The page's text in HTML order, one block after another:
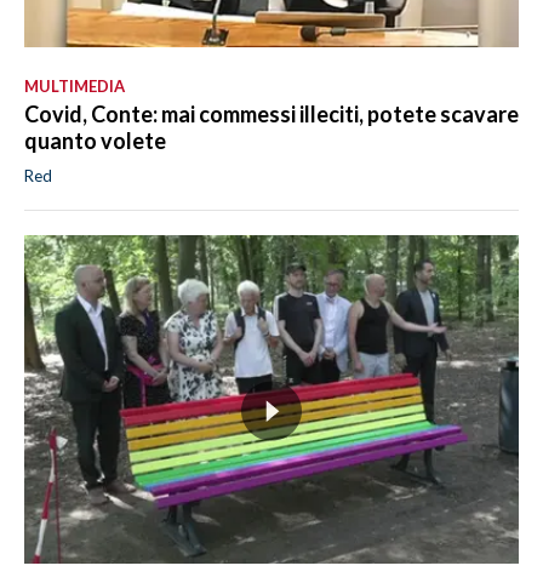
MULTIMEDIA
Covid, Conte: mai commessi illeciti, potete scavare
quanto volete
Red